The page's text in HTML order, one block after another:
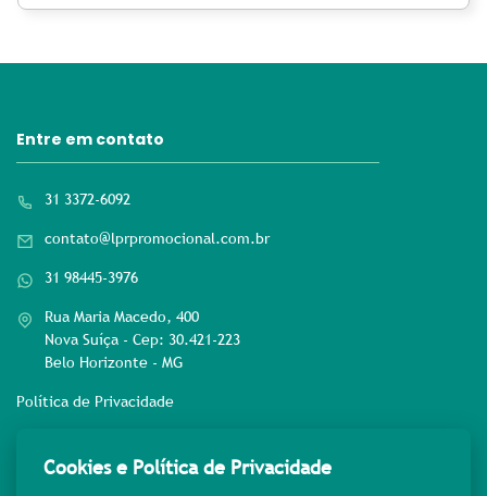
Entre em contato
31 3372-6092
contato@lprpromocional.com.br
31 98445-3976
Rua Maria Macedo, 400
Nova Suíça - Cep: 30.421-223
Belo Horizonte - MG
Política de Privacidade
Rede sociais
Cookies e Política de Privacidade